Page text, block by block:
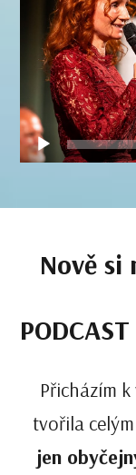
Nově si
Přicházím
tvořila
jen